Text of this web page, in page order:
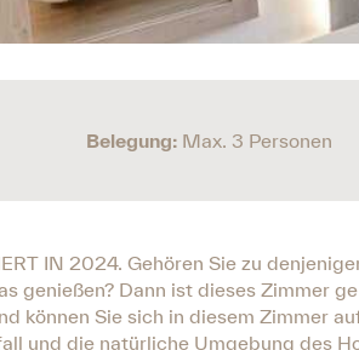
Belegung:Max. 3 Personen
IN 2024. Gehören Sie zu
genießen? Dann ist dieses Zimmer
können Sie sich in diesem Zimmer
und die natürliche Umgebung des